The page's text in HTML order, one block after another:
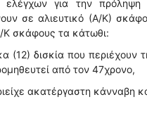
ελέγχων για την
σε αλιευτικό (Α/Κ)
Κ σκάφους τα κάτωθι:
δισκία που περιέχουν
από τον 47χρονο,
ακατέργαστη κάνναβη